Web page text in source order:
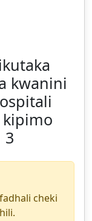
kwanini
3
cheki